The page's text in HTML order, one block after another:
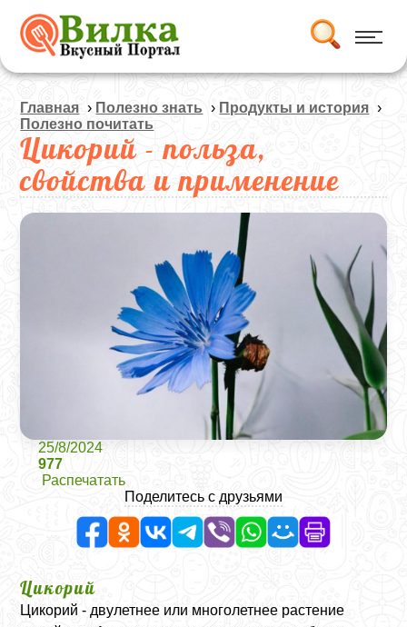
Главная › Полезно знать › Продукты и история ›
Полезно почитать
Цикорий - польза,
свойства и применение
25/8/2024
977
Распечатать
Поделитесь с друзьями
Цикорий
Цикорий - двулетнее или многолетнее растение